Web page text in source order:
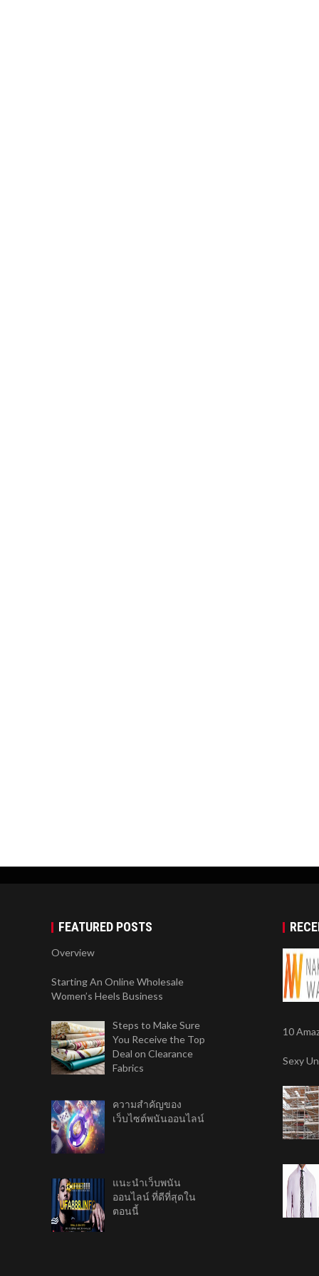
FEATURED POSTS
Overview
Starting An Online Wholesale
Women’s Heels Business
Steps to Make Sure
You Receive the Top
Deal on Clearance
Fabrics
ความสำคัญของ
เว็บไซต์พนันออนไลน์
แนะนำเว็บพนัน
ออนไลน์ ที่ดีที่สุดใน
ตอนนี้
10
Sexy